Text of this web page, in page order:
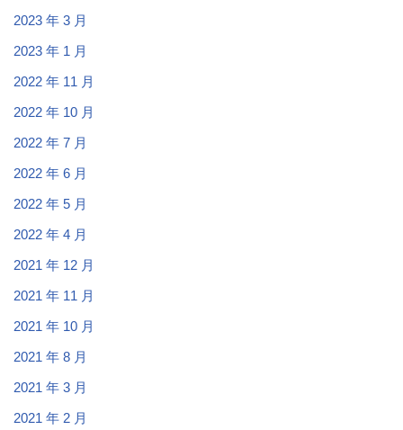
2023 年 3 月
2023 年 1 月
2022 年 11 月
2022 年 10 月
2022 年 7 月
2022 年 6 月
2022 年 5 月
2022 年 4 月
2021 年 12 月
2021 年 11 月
2021 年 10 月
2021 年 8 月
2021 年 3 月
2021 年 2 月